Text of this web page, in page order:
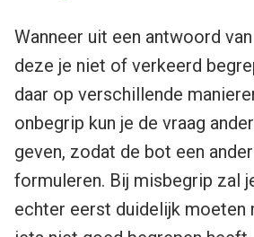
Wanneer uit een antwoord
deze je niet of verkeerd
daar op verschillende
onbegrip kun je de vraag
geven, zodat de bot een
formuleren. Bij misbegrip zal
echter eerst duidelijk moeten